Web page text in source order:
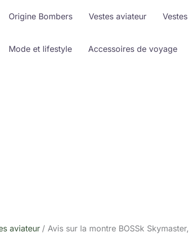
Origine Bombers Vestes aviateur
Mode et lifestyle Accessoires de voyage
aviateur Avis sur la montre BOSSk